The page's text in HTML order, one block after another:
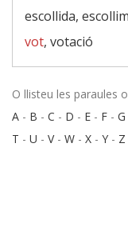
escollida,
vot, votació
O llisteu les paraules
A - B - C - D - E - F - G
T - U - V- W - X - Y - Z